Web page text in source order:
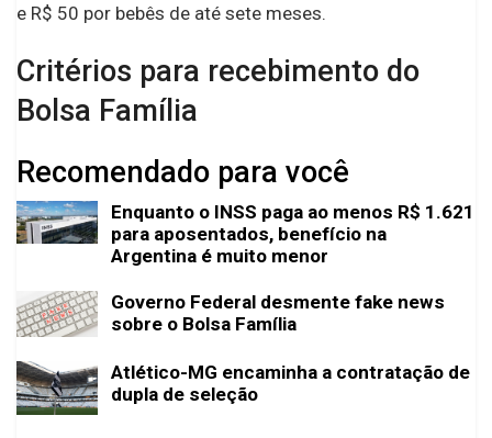
e R$ 50 por bebês de até sete meses.
Critérios para recebimento do
Bolsa Família
Recomendado para você
Enquanto o INSS paga ao menos R$ 1.621
para aposentados, benefício na
Argentina é muito menor
Governo Federal desmente fake news
sobre o Bolsa Família
Atlético-MG encaminha a contratação de
dupla de seleção